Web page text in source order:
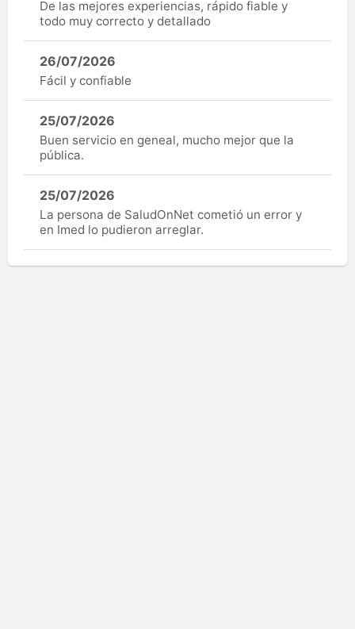
De las mejores experiencias, rápido fiable y
todo muy correcto y detallado
26/07/2026
Fácil y confiable
25/07/2026
Buen servicio en geneal, mucho mejor que la
pública.
25/07/2026
La persona de SaludOnNet cometió un error y
en Imed lo pudieron arreglar.